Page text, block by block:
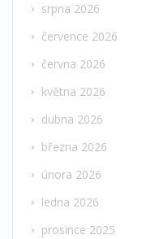
srpna 2026
července 2026
června 2026
května 2026
dubna 2026
března 2026
února 2026
ledna 2026
prosince 2025